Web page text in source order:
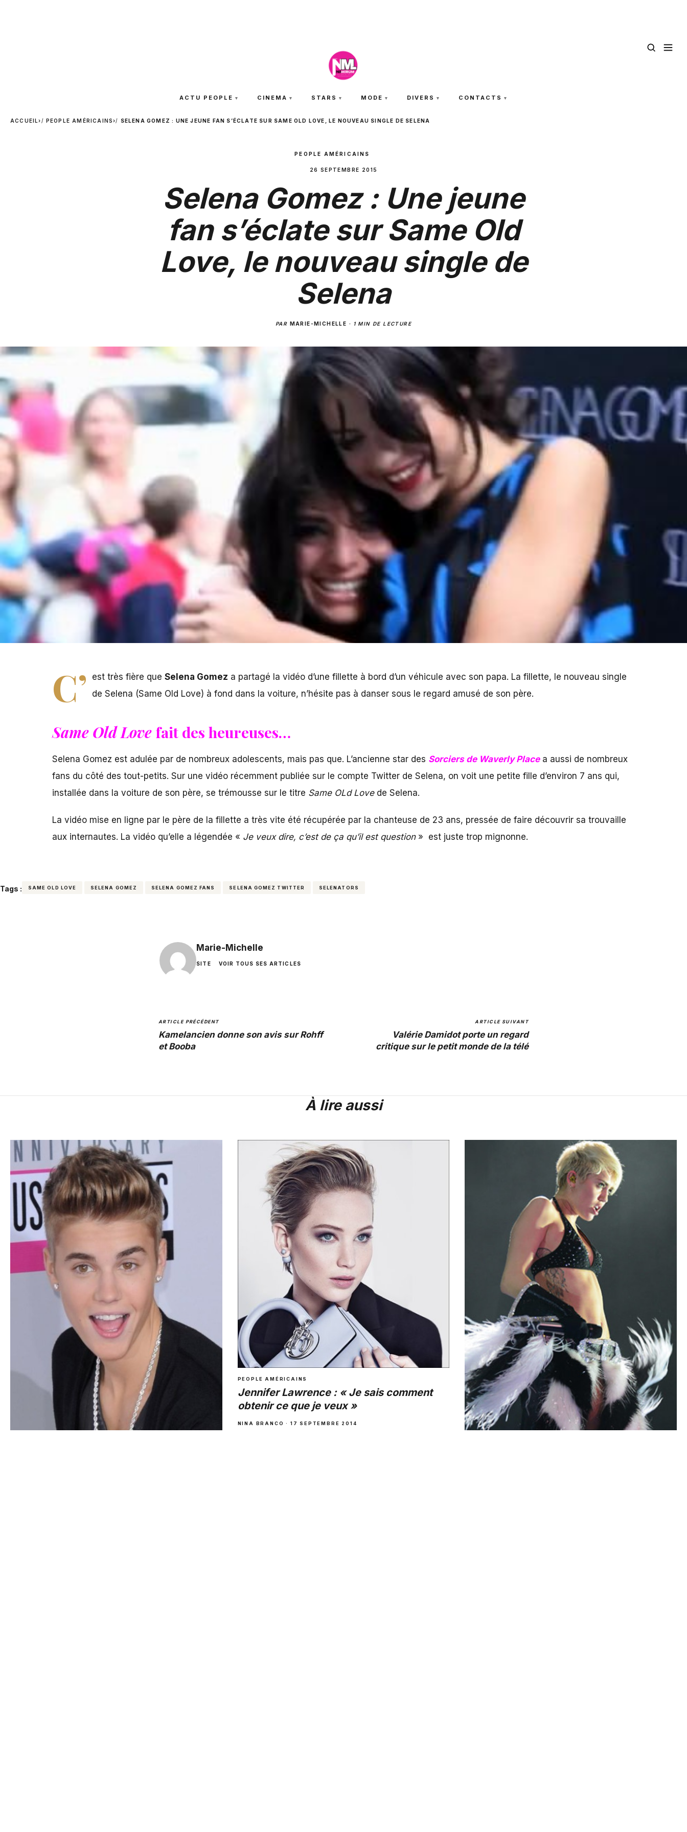
ACTU PEOPLE CINEMA STARS MODE DIVERS CONTACTS
ACCUEIL› PEOPLE AMÉRICAINS› SELENA GOMEZ : UNE JEUNE FAN S’ÉCLATE SUR SAME OLD LOVE, LE NOUVEAU SINGLE DE SELENA
PEOPLE AMÉRICAINS
26 SEPTEMBRE 2015
Selena Gomez : Une jeune
fan s’éclate sur Same Old
Love, le nouveau single de
Selena
PAR MARIE-MICHELLE · 1 MIN DE LECTURE
C’ est très fière que Selena Gomez a partagé la vidéo d’une fillette à bord d’un véhicule avec son papa. La fillette, le nouveau single
de Selena (Same Old Love) à fond dans la voiture, n’hésite pas à danser sous le regard amusé de son père.
Same Old Love fait des heureuses…
Selena Gomez est adulée par de nombreux adolescents, mais pas que. L’ancienne star des Sorciers de Waverly Placea aussi de nombreux
fans du côté des tout-petits. Sur une vidéo récemment publiée sur le compte Twitter de Selena, on voit une petite fille d’environ 7 ans qui,
installée dans la voiture de son père, se trémousse sur le titre Same OLd Lovede Selena.
La vidéo mise en ligne par le père de la fillette a très vite été récupérée par la chanteuse de 23 ans, pressée de faire découvrir sa trouvaille
aux internautes. La vidéo qu’elle a légendée « Je veux dire, c’est de ça qu’il est question» est juste trop mignonne.
Tags : SAME OLD LOVE SELENA GOMEZ SELENA GOMEZ FANS SELENA GOMEZ TWITTER SELENATORS
Marie-Michelle
SITE VOIR TOUS SES ARTICLES
ARTICLE PRÉCÉDENT
Kamelancien donne son avis sur Rohff
et Booba
ARTICLE SUIVANT
Valérie Damidot porte un regard
critique sur le petit monde de la télé
À lire aussi
PEOPLE AMÉRICAINS
Jennifer Lawrence : « Je sais comment
obtenir ce que je veux »
NINA BRANCO · 17 SEPTEMBRE 2014